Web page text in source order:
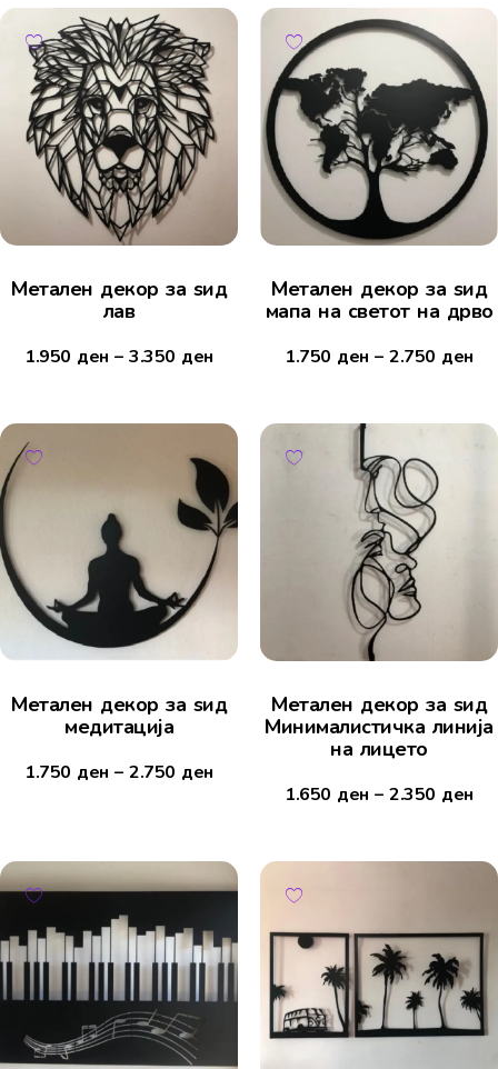
Метален декор за ѕид
лав
1.950 ден –3.350 ден
Метален декор за ѕид
мапа на светот на дрво
1.750 ден –2.750 ден
Метален декор за ѕид
медитација
1.750 ден –2.750 ден
Метален декор за ѕид
Минималистичка линија
на лицето
1.650 ден –2.350 ден